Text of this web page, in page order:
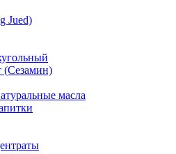
Jued)
(Сезамин)
масла